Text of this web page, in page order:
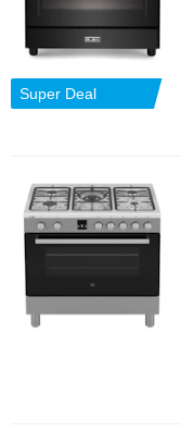
Super Deal